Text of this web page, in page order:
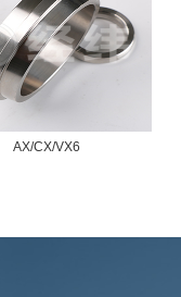
AX/CX/VX6